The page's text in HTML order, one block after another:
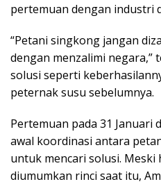
pertemuan dengan industri
“Petani singkong jangan
dengan menzalimi negara,”
solusi seperti
peternak susu sebelumnya.
Pertemuan pada 31 Januari
awal koordinasi antara
untuk mencari solusi. Meski
diumumkan rinci saat itu,